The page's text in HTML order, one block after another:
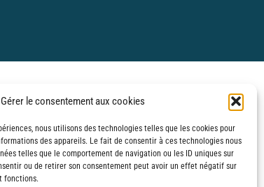
Gérer le consentement aux cookies
nous utilisons des technologies telles que les cookies pour
des appareils. Le fait de consentir à ces technologies nous
telles que le comportement de navigation ou les ID uniques sur
ou de retirer son consentement peut avoir un effet négatif sur
fonctions.